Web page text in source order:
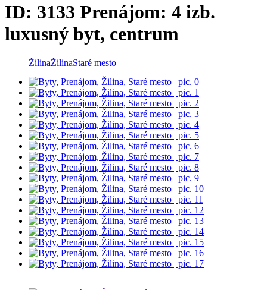
ID: 3133 Prenájom: 4 izb.
luxusný byt, centrum
ŽilinaŽilinaStaré mesto